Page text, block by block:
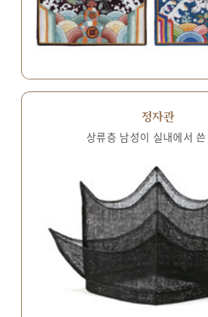
정자관
상류층 남성이 실내에서